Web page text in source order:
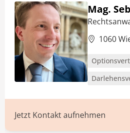
Mag.
1060
Jetzt Kontakt aufnehmen